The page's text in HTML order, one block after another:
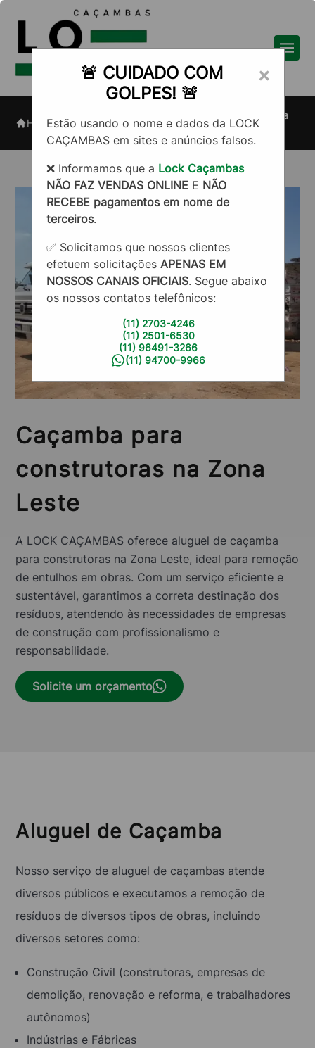
×
🚨 CUIDADO COM
GOLPES! 🚨
Estão usando o nome e dados da LOCK
CAÇAMBAS em sites e anúncios falsos.
❌ Informamos que a Lock Caçambas
NÃO FAZ VENDAS ONLINE E NÃO
RECEBE pagamentos em nome de
terceiros.
✅ Solicitamos que nossos clientes
efetuem solicitações APENAS EM
NOSSOS CANAIS OFICIAIS. Segue abaixo
os nossos contatos telefônicos:
(11) 2703-4246
(11) 2501-6530
(11) 96491-3266
(11) 94700-9966
Home Informações
Caçamba para construtoras na
Zona Leste
Caçamba para
construtoras na Zona
Leste
A LOCK CAÇAMBAS oferece aluguel de caçamba
para construtoras na Zona Leste, ideal para remoção
de entulhos em obras. Com um serviço eficiente e
sustentável, garantimos a correta destinação dos
resíduos, atendendo às necessidades de empresas
de construção com profissionalismo e
responsabilidade.
Solicite um orçamento
Aluguel de Caçamba
Nosso serviço de aluguel de caçambas atende
diversos públicos e executamos a remoção de
resíduos de diversos tipos de obras, incluindo
diversos setores como:
Construção Civil (construtoras, empresas de
demolição, renovação e reforma, e trabalhadores
autônomos)
Indústrias e Fábricas